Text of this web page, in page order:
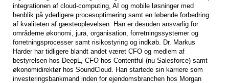
integrationen af cloud-computing, AI og mobile løsninger med
henblik på yderligere procesoptimering samt en løbende forbedring
af kvaliteten af gæsteoplevelsen. Han er desuden ansvarlig for
områderne økonomi, jura, organisation, forretningssystemer og
forretningsprocesser samt risikostyring og indkøb. Dr. Markus
Harder har tidligere blandt andet været CFO og medlem af
bestyrelsen hos DeepL, CFO hos Contentful (nu Salesforce) samt
økonomidirektør hos SoundCloud. Han startede sin karriere som
investeringsbankmand inden for ejendomsbranchen hos Morgan